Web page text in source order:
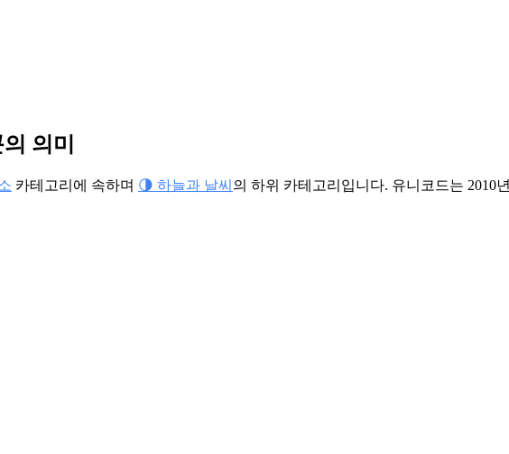
의미
카테고리에 속하며 🌗 하늘과 날씨 의 하위 카테고리입니다. 유니코드는 2010년